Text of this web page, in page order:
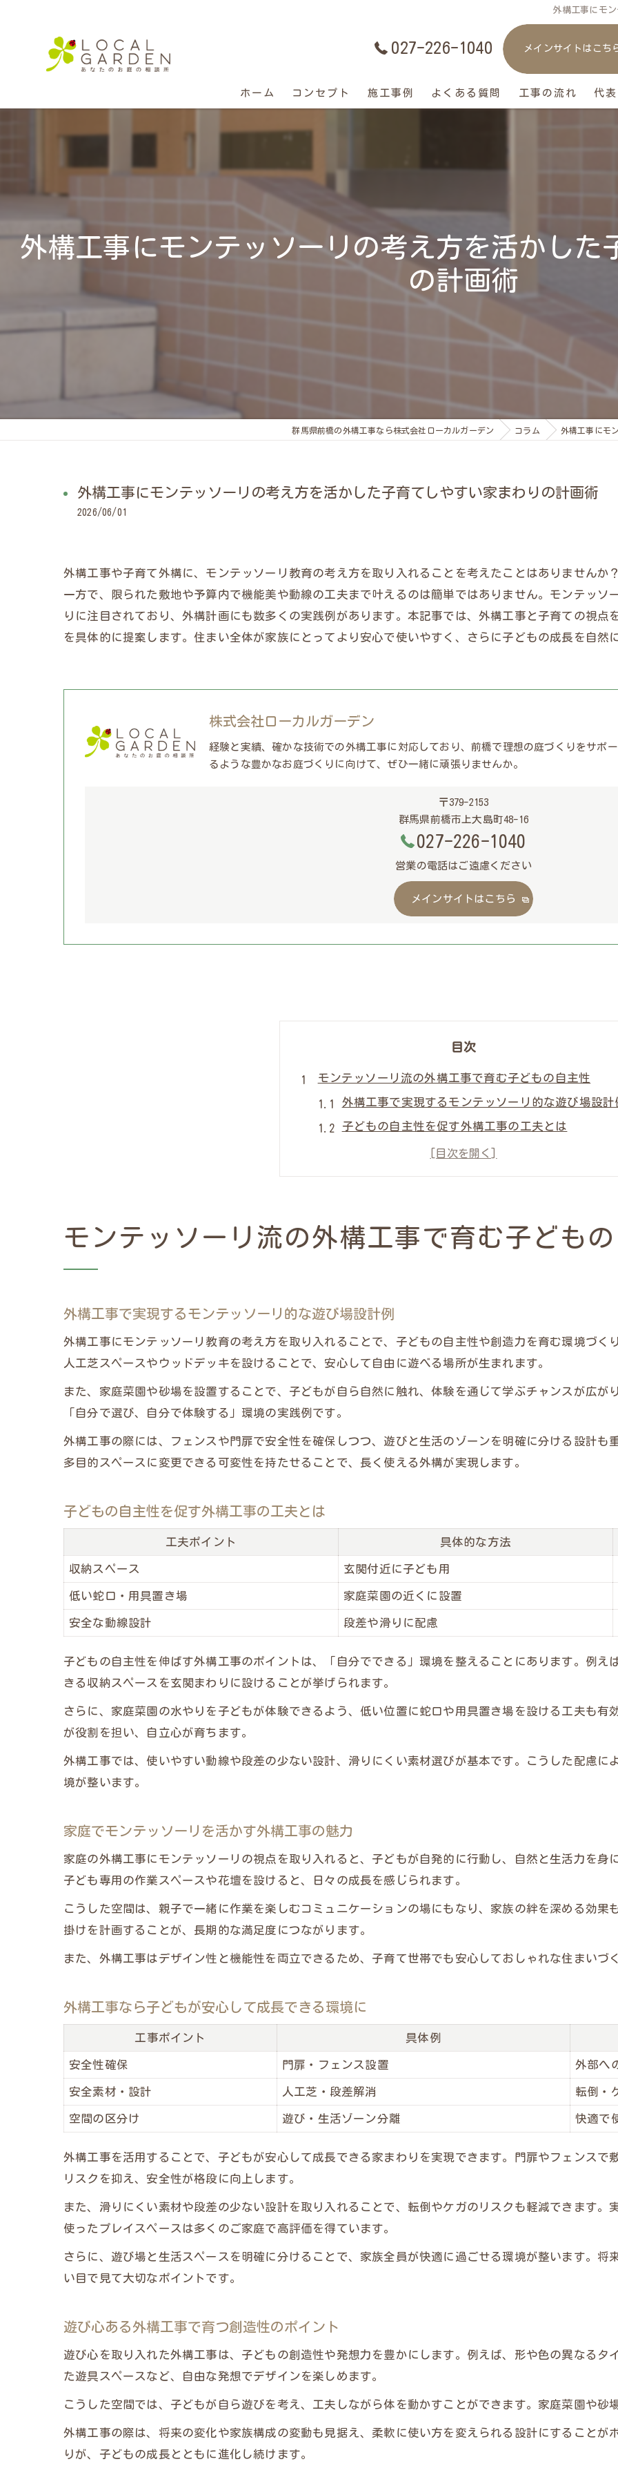
外構工事にモ
027-226-1040 メインサイトはこち
ホーム コンセプト 施工事例 よくある質問 工事の流れ 代
外構工事にモンテッソーリの考え方を活かした
の計画術
群馬県前橋の外構工事なら株式会社ローカルガーデン コラム 外構工事にモ
外構工事にモンテッソーリの考え方を活かした子育てしやすい家まわりの計画術
2026/06/01
外構工事や子育て外構に、モンテッソーリ教育の考え方を取り入れることを考えたことはありませんか
一方で、限られた敷地や予算内で機能美や動線の工夫まで叶えるのは簡単ではありません。モンテッソ
りに注目されており、外構計画にも数多くの実践例があります。本記事では、外構工事と子育ての視点
を具体的に提案します。住まい全体が家族にとってより安心で使いやすく、さらに子どもの成長を自然
株式会社ローカルガーデン
経験と実績、確かな技術での外構工事に対応しており、前橋で理想の庭づくりをサポ
るような豊かなお庭づくりに向けて、ぜひ一緒に頑張りませんか。
〒379-2153
群馬県前橋市上大島町48-16
027-226-1040
営業の電話はご遠慮ください
メインサイトはこちら
目次
モンテッソーリ流の外構工事で育む子どもの自主性
外構工事で実現するモンテッソーリ的な遊び場設計
子どもの自主性を促す外構工事の工夫とは
家庭でモンテッソーリを活かす外構工事の魅力
外構工事なら子どもが安心して成長できる環境に
子育て家庭に最適な外構工事のヒントを解説
外構工事で子育てしやすい動線を比較表でチェック
外構工事の費用と優先順位を考えるコツ
子育て外構におすすめのアイデア集
おしゃれで機能的な外構工事の設計ポイント
外構工事で実現するおしゃれなデザイン比較表
外構工事で後悔しない素材選びの秘訣
家まわりをセンスよく仕上げる外構工事術
外構工事で叶える子どもが遊ぶ安心な住まい
外構工事で安心な遊び場を作る設備一覧
子どもが安全に遊べる外構工事の工夫とは
外構工事による安心エリアの作り方徹底解説
安心して遊ばせるための外構工事の選び方
家族みんなで使える外構工事の実例集
自主性を育てる外構工事計画の考え方
外構工事計画で自主性を伸ばす動線設計比較
自立心を育てる外構工事のポイント解説
モンテッソーリ思考で考える外構工事の工夫
外構工事で子どもの成長を支える設備比較表
成長段階に合わせた外構工事のポイント
外構工事で身につく生活力のヒント
外構工事経験者が語る成長サポートの工夫
モンテッソーリ流の外構工事で育む子ども
外構工事で実現するモンテッソーリ的な遊び場設計例
外構工事にモンテッソーリ教育の考え方を取り入れることで、子どもの自主性や創造力を育む環境づく
人工芝スペースやウッドデッキを設けることで、安心して自由に遊べる場所が生まれます。
また、家庭菜園や砂場を設置することで、子どもが自ら自然に触れ、体験を通じて学ぶチャンスが広が
「自分で選び、自分で体験する」環境の実践例です。
外構工事の際には、フェンスや門扉で安全性を確保しつつ、遊びと生活のゾーンを明確に分ける設計も
多目的スペースに変更できる可変性を持たせることで、長く使える外構が実現します。
子どもの自主性を促す外構工事の工夫とは
工夫ポイント 具体的な方法
収納スペース 玄関付近に子ども用
低い蛇口・用具置き場 家庭菜園の近くに設置
安全な動線設計 段差や滑りに配慮
子どもの自主性を伸ばす外構工事のポイントは、「自分でできる」環境を整えることにあります。例え
きる収納スペースを玄関まわりに設けることが挙げられます。
さらに、家庭菜園の水やりを子どもが体験できるよう、低い位置に蛇口や用具置き場を設ける工夫も有
が役割を担い、自立心が育ちます。
外構工事では、使いやすい動線や段差の少ない設計、滑りにくい素材選びが基本です。こうした配慮に
境が整います。
家庭でモンテッソーリを活かす外構工事の魅力
家庭の外構工事にモンテッソーリの視点を取り入れると、子どもが自発的に行動し、自然と生活力を身
子ども専用の作業スペースや花壇を設けると、日々の成長を感じられます。
こうした空間は、親子で一緒に作業を楽しむコミュニケーションの場にもなり、家族の絆を深める効果
掛けを計画することが、長期的な満足度につながります。
また、外構工事はデザイン性と機能性を両立できるため、子育て世帯でも安心しておしゃれな住まいづ
外構工事なら子どもが安心して成長できる環境に
工事ポイント 具体例
安全性確保 門扉・フェンス設置 外部へ
安全素材・設計 人工芝・段差解消 転倒・
空間の区分け 遊び・生活ゾーン分離 快適で
外構工事を活用することで、子どもが安心して成長できる家まわりを実現できます。門扉やフェンスで
リスクを抑え、安全性が格段に向上します。
また、滑りにくい素材や段差の少ない設計を取り入れることで、転倒やケガのリスクも軽減できます。
使ったプレイスペースは多くのご家庭で高評価を得ています。
さらに、遊び場と生活スペースを明確に分けることで、家族全員が快適に過ごせる環境が整います。将
い目で見て大切なポイントです。
遊び心ある外構工事で育つ創造性のポイント
遊び心を取り入れた外構工事は、子どもの創造性や発想力を豊かにします。例えば、形や色の異なるタ
た遊具スペースなど、自由な発想でデザインを楽しめます。
こうした空間では、子どもが自ら遊びを考え、工夫しながら体を動かすことができます。家庭菜園や砂
外構工事の際は、将来の変化や家族構成の変動も見据え、柔軟に使い方を変えられる設計にすることが
りが、子どもの成長とともに進化し続けます。